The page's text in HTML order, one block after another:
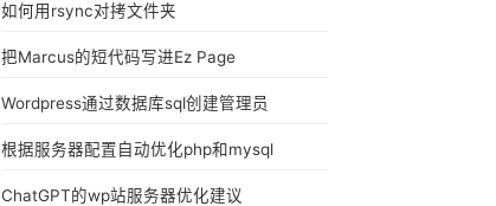
如何用rsync对拷文件夹
把Marcus的短代码写进Ez Page
Wordpress通过数据库sql创建管理员
根据服务器配置自动优化php和mysql
ChatGPT的wp站服务器优化建议